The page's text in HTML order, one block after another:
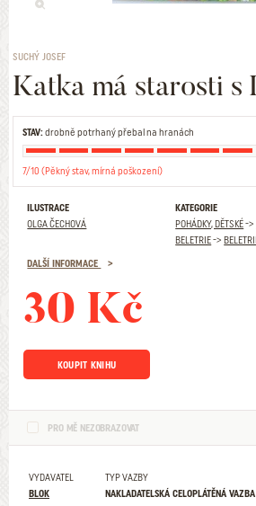
SUCHÝ JOSEF
Katka má starosti s
STAV:drobně potrhaný přebal na hranách
7/10 (Pěkný stav, mírná poškození)
ILUSTRACE
OLGA ČECHOVÁ
KATEGORIE
POHÁDKY, DĚTSKÉ->
BELETRIE->
DALŠÍ INFORMACE
30 Kč
KOUPIT KNIHU
PRO MĚ NEZOBRAZOVAT
VYDAVATEL
BLOK
TYP VAZBY
NAKLADATELSKÁ CELOPLÁTĚNÁ